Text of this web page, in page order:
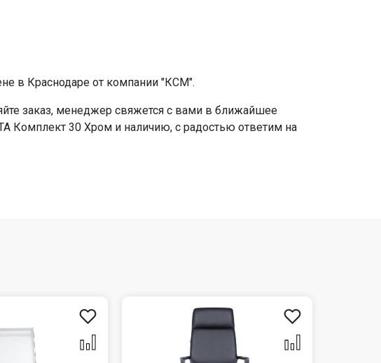
в Краснодаре от компании "КСМ".
заказ, менеджер свяжется с вами в ближайшее
Комплект 30 Хром и наличию, с радостью ответим на